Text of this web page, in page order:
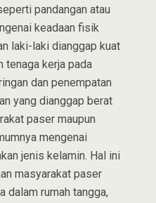
pandangan atau
keadaan fisik
laki-laki dianggap kuat
tenaga kerja pada
dan penempatan
yang dianggap berat
paser maupun
mengenai
jenis kelamin. Hal ini
masyarakat paser
dalam rumah tangga,